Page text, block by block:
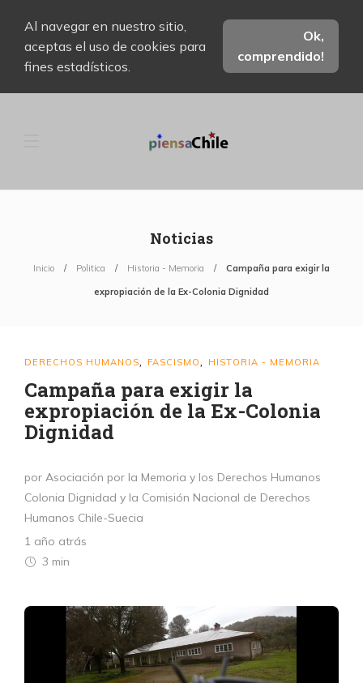
Al navegar en nuestro sitio,
aceptas el uso de cookies para
fines estadísticos.
Ok,
comprendido!
Noticias
Inicio Politica Historia - Memoria Campaña para exigir la
expropiación de la Ex-Colonia Dignidad
DERECHOS HUMANOS FASCISMO HISTORIA - MEMORIA
Campaña para exigir la
expropiación de la Ex-Colonia
Dignidad
por Asociación por la Memoria y los Derechos Humanos
Colonia Dignidad y la Comisión Nacional de Derechos
Humanos Chile-Suecia
1 año atrás
3 min